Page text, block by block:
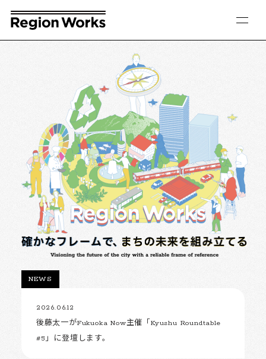
NEWS
2026.06.12
後藤太一がFukuoka Now主催「Kyushu Roundtable
#5」に登壇します。